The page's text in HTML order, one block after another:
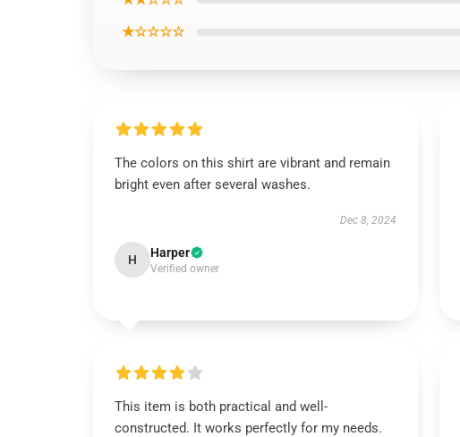
★☆☆☆☆
The colors on this shirt are vibrant and remain
bright even after several washes.
Dec 8, 2024
H Harper
Verified owner
This item is both practical and well-
constructed. It works perfectly for my needs.